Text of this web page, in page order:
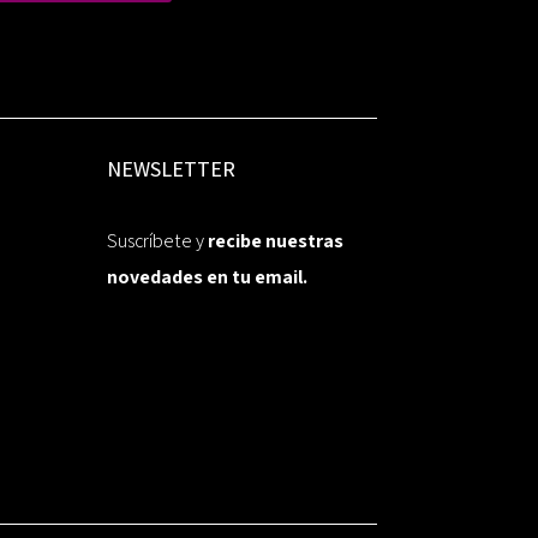
NEWSLETTER
Suscríbete yrecibe nuestras
novedades en tu email.